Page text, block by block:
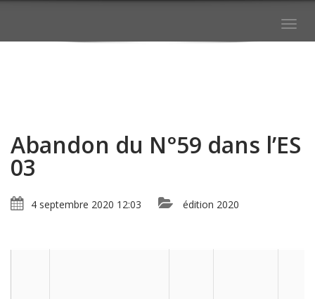
Abandon du N°59 dans l’ES
03
4 septembre 2020 12:03 édition 2020